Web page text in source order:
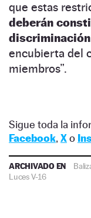
que estas
deberán
encubierta del
miembros”.
Sigue toda la
Facebook, Xo
ARCHIVADO EN
Luces V-16